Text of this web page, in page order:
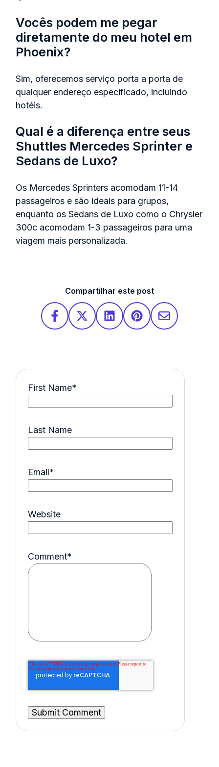
Vocês podem me pegar
diretamente do meu hotel em
Phoenix?
Sim, oferecemos serviço porta a porta de
qualquer endereço especificado, incluindo
hotéis.
Qual é a diferença entre seus
Shuttles Mercedes Sprinter e
Sedans de Luxo?
Os Mercedes Sprinters acomodam 11-14
passageiros e são ideais para grupos,
enquanto os Sedans de Luxo como o Chrysler
300c acomodam 1-3 passageiros para uma
viagem mais personalizada.
Compartilhar este post
First Name*
Last Name
Email*
Website
Comment*